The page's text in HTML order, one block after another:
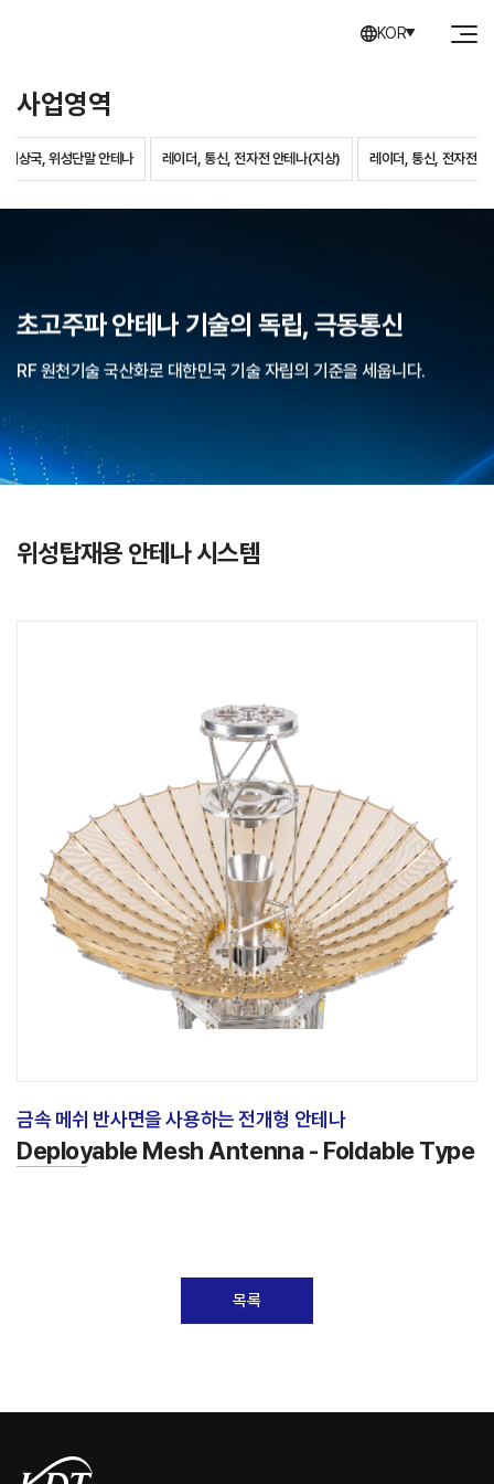
KOR
사업영역
지상국, 위성단말 안테나 레이더, 통신, 전자전 안테나(지상) 레이더, 통신, 전자전
초고주파 안테나 기술의 독립, 극동통신
RF 원천기술 국산화로 대한민국 기술 자립의 기준을 세웁니다.
위성탑재용 안테나 시스템
금속 메쉬 반사면을 사용하는 전개형 안테나
Deployable Mesh Antenna - Foldable Type
목록